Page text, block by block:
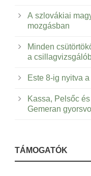
A szlovákiai
mozgásban
Minden
a
Este 8-ig nyitva
Kassa, Pelsőc
Gemeran
TÁMOGATÓK